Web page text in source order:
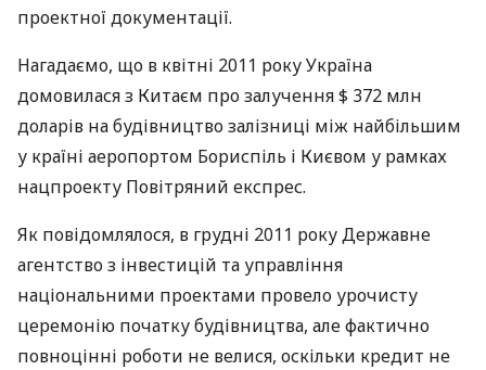
проектної документації.
Нагадаємо, що в квітні 2011 року Україна
домовилася з Китаєм про залучення $ 372 млн
доларів на будівництво залізниці між найбільшим
у країні аеропортом Бориспіль і Києвом у рамках
нацпроекту Повітряний експрес.
Як повідомлялося, в грудні 2011 року Державне
агентство з інвестицій та управління
національними проектами провело урочисту
церемонію початку будівництва, але фактично
повноцінні роботи не велися, оскільки кредит не